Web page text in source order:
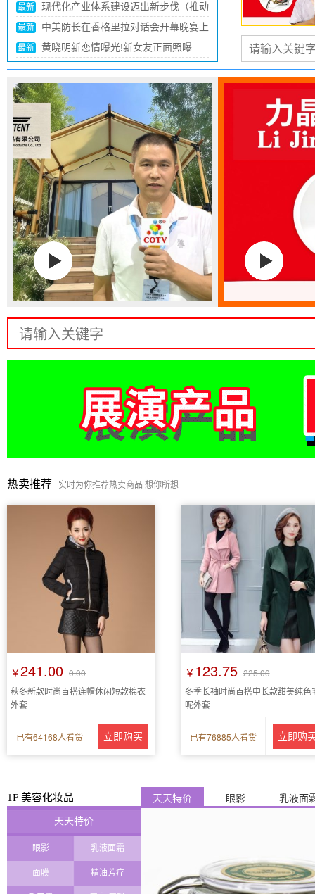
神学？杨振宁为何信造物者？
最新
《天道》你是什么人，就会走到什么位
置，谁都逃不掉
最新
36氪独家｜大众与地平线合资公司新
进展：调入上百人，CTO黄畅坐镇
最新
中网市场：杭州第19届亚运会 浙江省
杭州市举办的第19届亚洲夏季运动会
热卖推荐 实时为你推荐热卖商品 想你所想
￥241.00 0.00
秋冬新款时尚百搭连帽休闲短款棉衣
外套
已有64168人看货 立即购买
￥ 123.75 225.00
冬季长袖时尚百搭中长款甜美纯色
呢外套
已有76885人看货 立即购
1F 美容化妆品 天天特价 眼影 乳液面
天天特价
眼影 乳液面霜
面膜 精油芳疗